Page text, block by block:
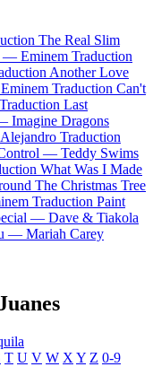
The Real Slim
— Eminem Traduction
Another Love
Eminem Traduction Can't
Traduction Last
Imagine Dragons
Traduction
— Teddy Swims
What Was I Made
The Christmas Tree
Traduction Paint
— Dave & Tiakola
— Mariah Carey
T U V W X Y Z 0-9